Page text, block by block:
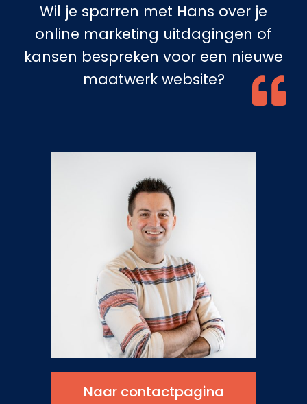
Wil je sparren met Hans over je
online marketing uitdagingen of
kansen bespreken voor een nieuwe
maatwerk website?
Naar contactpagina